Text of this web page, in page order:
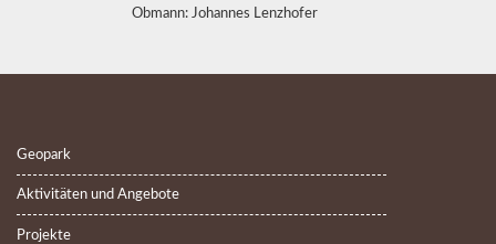
Obmann: Johannes Lenzhofer
Geopark
Aktivitäten und Angebote
Projekte